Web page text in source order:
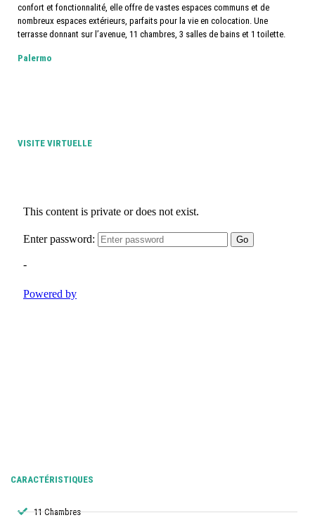
confort et fonctionnalité, elle offre de vastes espaces communs et de
nombreux espaces extérieurs, parfaits pour la vie en colocation. Une
terrasse donnant sur l’avenue, 11 chambres, 3 salles de bains et 1 toilette.
Palermo
VISITE VIRTUELLE​
CARACTÉRISTIQUES
11 Chambres